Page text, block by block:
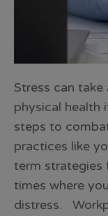
Stress can
physical health
steps to
practices like
term strategies
times where
distress.